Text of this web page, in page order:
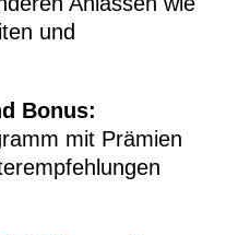
und
Bonus:
mit Prämien